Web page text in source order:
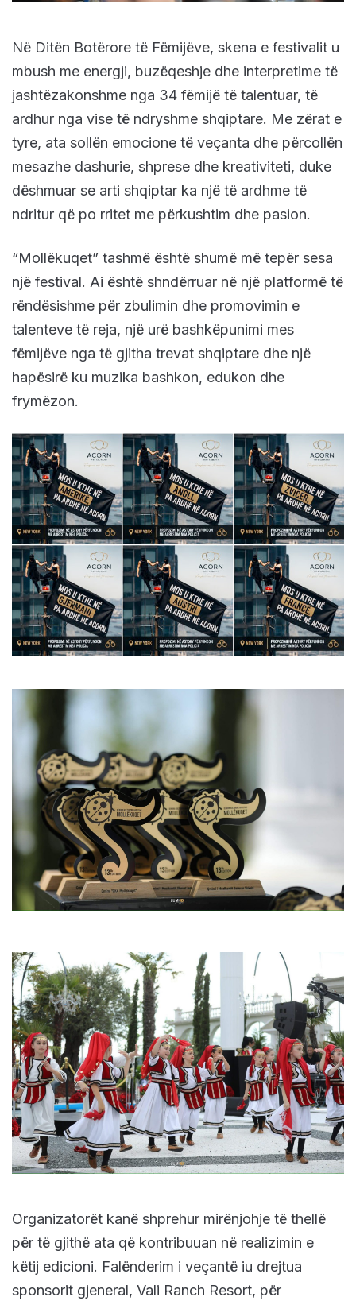
Në Ditën Botërore të Fëmijëve, skena e festivalit u
mbush me energji, buzëqeshje dhe interpretime të
jashtëzakonshme nga 34 fëmijë të talentuar, të
ardhur nga vise të ndryshme shqiptare. Me zërat e
tyre, ata sollën emocione të veçanta dhe përcollën
mesazhe dashurie, shprese dhe kreativiteti, duke
dëshmuar se arti shqiptar ka një të ardhme të
ndritur që po rritet me përkushtim dhe pasion.
“Mollëkuqet” tashmë është shumë më tepër sesa
një festival. Ai është shndërruar në një platformë të
rëndësishme për zbulimin dhe promovimin e
talenteve të reja, një urë bashkëpunimi mes
fëmijëve nga të gjitha trevat shqiptare dhe një
hapësirë ku muzika bashkon, edukon dhe
frymëzon.
Organizatorët kanë shprehur mirënjohje të thellë
për të gjithë ata që kontribuuan në realizimin e
këtij edicioni. Falënderim i veçantë iu drejtua
sponsorit gjeneral, Vali Ranch Resort, për